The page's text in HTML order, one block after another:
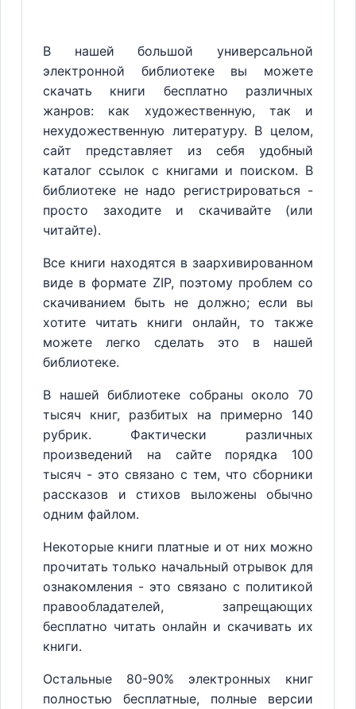
В нашей большой универсальной
электронной библиотеке вы можете
скачать книги бесплатно различных
жанров: как художественную, так и
нехудожественную литературу. В целом,
сайт представляет из себя удобный
каталог ссылок с книгами и поиском. В
библиотеке не надо регистрироваться -
просто заходите и скачивайте (или
читайте).
Все книги находятся в заархивированном
виде в формате ZIP, поэтому проблем со
скачиванием быть не должно; если вы
хотите читать книги онлайн, то также
можете легко сделать это в нашей
библиотеке.
В нашей библиотеке собраны около 70
тысяч книг, разбитых на примерно 140
рубрик. Фактически различных
произведений на сайте порядка 100
тысяч - это связано с тем, что сборники
рассказов и стихов выложены обычно
одним файлом.
Некоторые книги платные и от них можно
прочитать только начальный отрывок для
ознакомления - это связано с политикой
правообладателей, запрещающих
бесплатно читать онлайн и скачивать их
книги.
Остальные 80-90% электронных книг
полностью бесплатные, полные версии